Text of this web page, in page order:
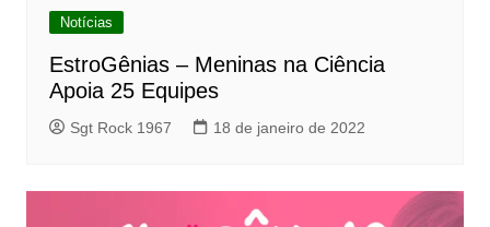
Notícias
EstroGênias – Meninas na Ciência
Apoia 25 Equipes
Sgt Rock 1967 18 de janeiro de 2022